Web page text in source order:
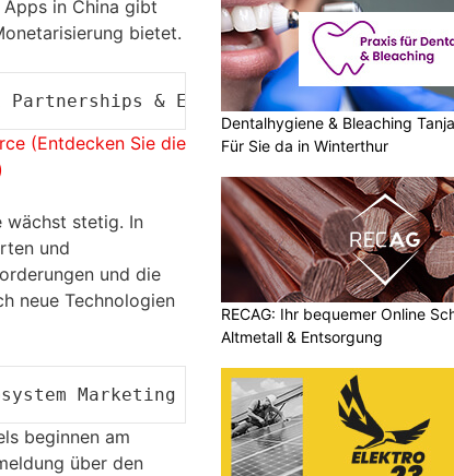
in China gibt
bietet.
& Eco-Development
(Entdecken Sie die
wächst stetig. In
und
und die
neue Technologien
Marketing - Gavin Kinghall Were ,
beginnen am
über den
Dentalhygiene & Bleaching
Für Sie da in Winterthur
RECAG: Ihr bequemer Online
Altmetall & Entsorgung